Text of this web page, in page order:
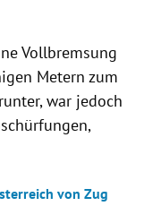
Vollbremsung
Metern zum
war jedoch
von Zug